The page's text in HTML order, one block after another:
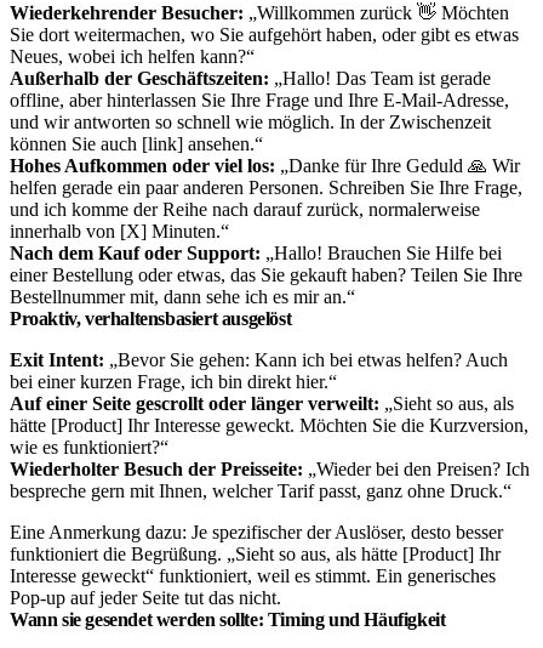
Wiederkehrender Besucher: „Willkommen zurück 👋 Möchten
Sie dort weitermachen, wo Sie aufgehört haben, oder gibt es etwas
Neues, wobei ich helfen kann?“
Außerhalb der Geschäftszeiten: „Hallo! Das Team ist gerade
offline, aber hinterlassen Sie Ihre Frage und Ihre E-Mail-Adresse,
und wir antworten so schnell wie möglich. In der Zwischenzeit
können Sie auch [link] ansehen.“
Hohes Aufkommen oder viel los: „Danke für Ihre Geduld 🙏 Wir
helfen gerade ein paar anderen Personen. Schreiben Sie Ihre Frage,
und ich komme der Reihe nach darauf zurück, normalerweise
innerhalb von [X] Minuten.“
Nach dem Kauf oder Support: „Hallo! Brauchen Sie Hilfe bei
einer Bestellung oder etwas, das Sie gekauft haben? Teilen Sie Ihre
Bestellnummer mit, dann sehe ich es mir an.“
Proaktiv, verhaltensbasiert ausgelöst
Exit Intent: „Bevor Sie gehen: Kann ich bei etwas helfen? Auch
bei einer kurzen Frage, ich bin direkt hier.“
Auf einer Seite gescrollt oder länger verweilt: „Sieht so aus, als
hätte [Product] Ihr Interesse geweckt. Möchten Sie die Kurzversion,
wie es funktioniert?“
Wiederholter Besuch der Preisseite: „Wieder bei den Preisen? Ich
bespreche gern mit Ihnen, welcher Tarif passt, ganz ohne Druck.“
Eine Anmerkung dazu: Je spezifischer der Auslöser, desto besser
funktioniert die Begrüßung. „Sieht so aus, als hätte [Product] Ihr
Interesse geweckt“ funktioniert, weil es stimmt. Ein generisches
Pop-up auf jeder Seite tut das nicht.
Wann sie gesendet werden sollte: Timing und Häufigkeit